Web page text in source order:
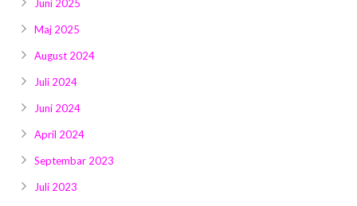
Juni 2025
Maj 2025
August 2024
Juli 2024
Juni 2024
April 2024
Septembar 2023
Juli 2023